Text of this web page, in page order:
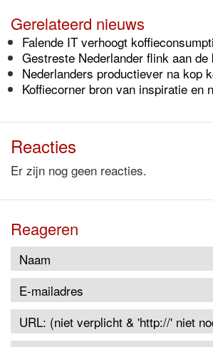
Gerelateerd nieuws
Falende IT verhoogt
Gestreste Nederlander flink aan de
Nederlanders productiever na kop
Koffiecorner bron van inspiratie en
Reacties
Er zijn nog geen reacties.
Reageren